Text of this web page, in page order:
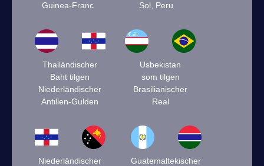
Guinea-Franc
Sol, Peru
Thailändischer
Baht tilgen
Niederländischer
Antillen-Gulden
Usbekistan
som tilgen
Brasilianischer
Real
Niederländischer
Guatemaltekischer